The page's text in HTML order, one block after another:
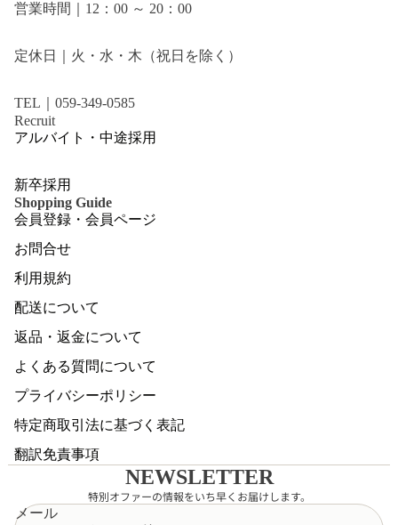
営業時間｜12：00 ～ 20：00
定休日｜火・水・木（祝日を除く）
TEL｜059-349-0585
Recruit
アルバイト・中途採用
新卒採用
Shopping Guide
会員登録・会員ページ
お問合せ
利用規約
配送について
返品・返金について
よくある質問について
プライバシーポリシー
特定商取引法に基づく表記
翻訳免責事項
NEWSLETTER
特別オファーの情報をいち早くお届けします。
メール